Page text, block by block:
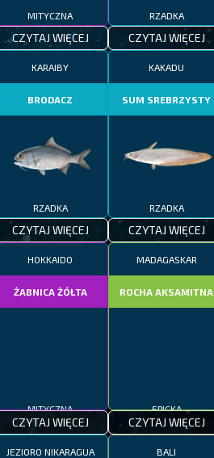
MITYCZNA
CZYTAJ WIĘCEJ
RZADKA
CZYTAJ WIĘCEJ
KARAIBY
BRODACZ
RZADKA
CZYTAJ WIĘCEJ
KAKADU
SUM SREBRZYSTY
RZADKA
CZYTAJ WIĘCEJ
HOKKAIDO
ŻABNICA ŻÓŁTA
CZYTAJ WIĘCEJ
MADAGASKAR
ROCHA AKSAMITNA
CZYTAJ WIĘCEJ
JEZIORO NIKARAGUA BALI